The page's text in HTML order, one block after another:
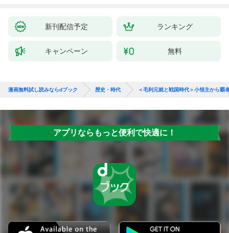
新刊配信予定 ランキング
キャンペーン 無料
漫画無料試し読みならdブック 歴史・時代 ＜毛利元就と戦国時代＞小領主から覇
アプリならもっと便利で快適に！